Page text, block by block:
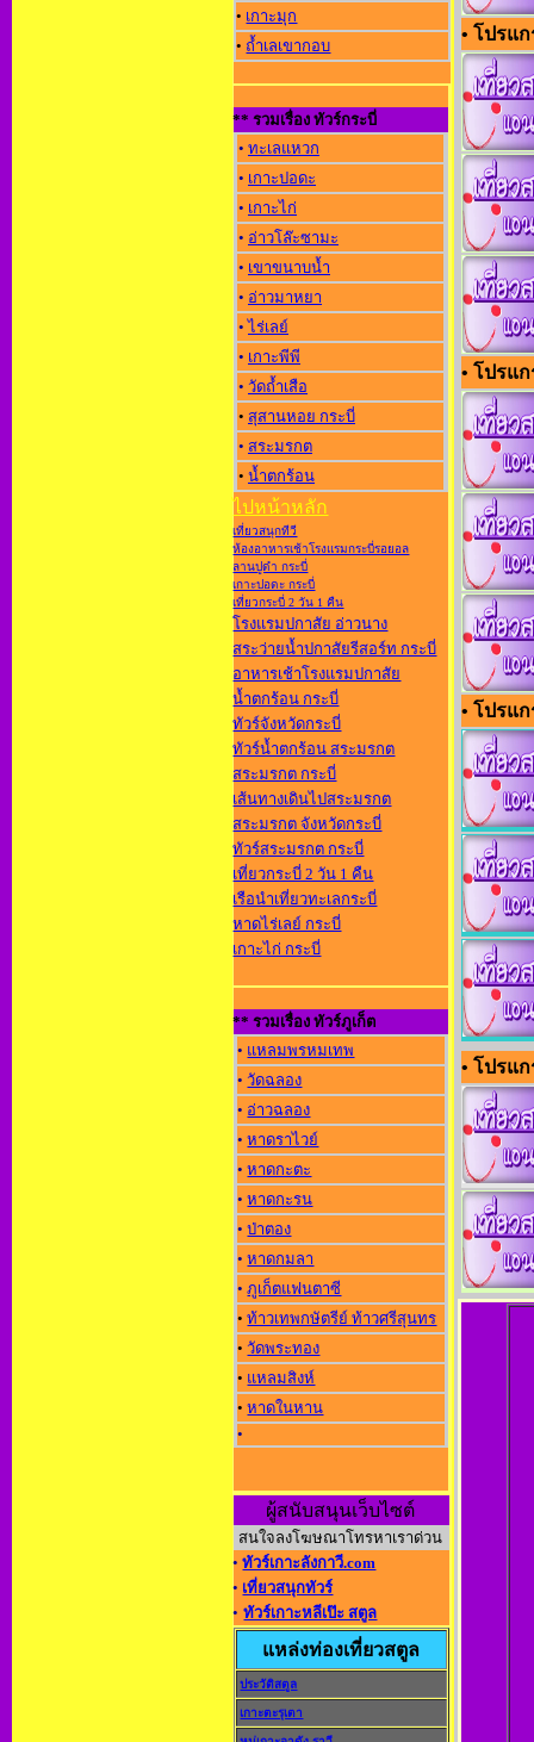
• เกาะมุก
• ถ้ำเลเขากอบ
** รวมเรื่อง ทัวร์กระบี่
• ทะเลแหวก
• เกาะปอดะ
• เกาะไก่
• อ่าวโล๊ะซามะ
• เขาขนาบน้ำ
• อ่าวมาหยา
• ไร่เลย์
• เกาะพีพี
• วัดถ้ำเสือ
• สุสานหอย กระบี่
• สระมรกต
• น้ำตกร้อน
ไปหน้าหลัก
เที่ยวสนุกทีวี
ห้องอาหารเช้าโรงแรมกระบี่รอยอล
ลานปูดำ กระบี่
เกาะปอดะ กระบี่
เที่ยวกระบี่ 2 วัน 1 คืน
โรงแรมปกาสัย อ่าวนาง
สระว่ายน้ำปกาสัยรีสอร์ท กระบี่
อาหารเช้าโรงแรมปกาสัย
น้ำตกร้อน กระบี่
ทัวร์จังหวัดกระบี่
ทัวร์น้ำตกร้อน สระมรกต
สระมรกต กระบี่
เส้นทางเดินไปสระมรกต
สระมรกต จังหวัดกระบี่
ทัวร์สระมรกต กระบี่
เที่ยวกระบี่ 2 วัน 1 คืน
เรือนำเที่ยวทะเลกระบี่
หาดไร่เลย์ กระบี่
เกาะไก่ กระบี่
** รวมเรื่อง ทัวร์ภูเก็ต
• แหลมพรหมเทพ
• วัดฉลอง
• อ่าวฉลอง
• หาดราไวย์
• หาดกะตะ
• หาดกะรน
• ป่าตอง
• หาดกมลา
•ภูเก็ตแฟนตาซี
•ท้าวเทพกษัตรีย์ ท้าวศรีสุนทร
•วัดพระทอง
• แหลมสิงห์
•หาดในหาน
•
ผู้สนับสนุนเว็บไซต์
สนใจลงโฆษณาโทรหาเราด่วน
•ทัวร์เกาะลังกาวี.com
• เที่ยวสนุกทัวร์
• ทัวร์เกาะหลีเป๊ะ สตูล
แหล่งท่องเที่ยวสตูล
ประวัติสตูล
เกาะตะรุเตา
• โปรแ
• โปรแ
• โปรแ
• โปรแ